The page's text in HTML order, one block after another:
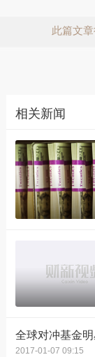
此篇文
相关新闻
全球对冲基金
2017-01-07 09:15